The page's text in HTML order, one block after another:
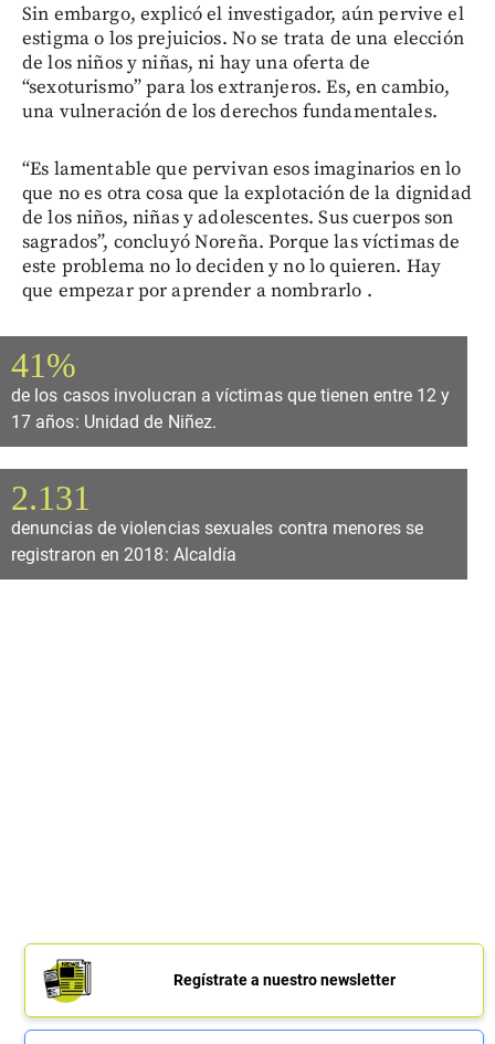
Sin embargo, explicó el investigador, aún pervive el
estigma o los prejuicios. No se trata de una elección
de los niños y niñas, ni hay una oferta de
“sexoturismo” para los extranjeros. Es, en cambio,
una vulneración de los derechos fundamentales.
“Es lamentable que pervivan esos imaginarios en lo
que no es otra cosa que la explotación de la dignidad
de los niños, niñas y adolescentes. Sus cuerpos son
sagrados”, concluyó Noreña. Porque las víctimas de
este problema no lo deciden y no lo quieren. Hay
que empezar por aprender a nombrarlo .
41%
de los casos involucran a víctimas que tienen entre 12 y
17 años: Unidad de Niñez.
2.131
denuncias de violencias sexuales contra menores se
registraron en 2018: Alcaldía
Regístrate a nuestro newsletter